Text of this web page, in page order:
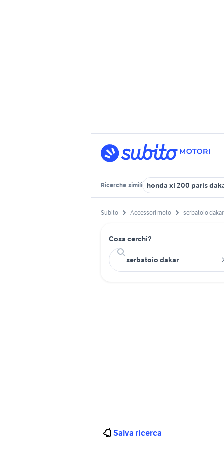
Ricerche simili honda xl 200 paris
Subito Accessori moto serbatoio dakar
Cosa cerchi?
Salva ricerca